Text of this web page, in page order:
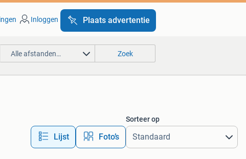
Inloggen Plaats advertentie
Alle afstanden… Zoek
Lijst Foto’s
Sorteer op